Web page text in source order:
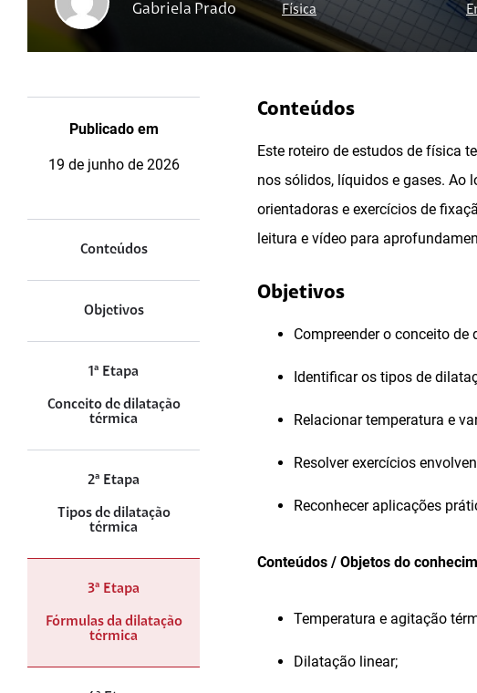
Gabriela Prado Física
Publicado em
19 de junho de 2026
Conteúdos
Objetivos
1ª Etapa
Conceito de dilatação
térmica
2ª Etapa
Tipos de dilatação
térmica
3ª Etapa
Fórmulas da dilatação
térmica
Conteúdos
Este roteiro de estudos de física
nos sólidos, líquidos e gases. Ao
orientadoras e exercícios de
leitura e vídeo para
Objetivos
Compreender o conceito de
Identificar os tipos de
Relacionar temperatura e
Resolver exercícios
Reconhecer aplicações
Conteúdos / Objetos do
Temperatura e agitação
Dilatação linear;